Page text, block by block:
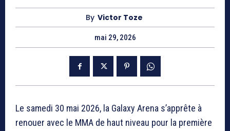
By Victor Toze
mai 29, 2026
Le samedi 30 mai 2026, la Galaxy Arena s’apprête à
renouer avec le MMA de haut niveau pour la première